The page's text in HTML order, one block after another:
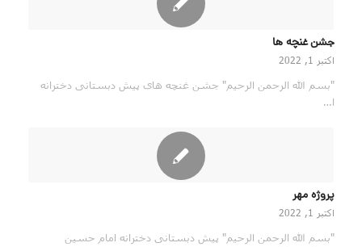
جشن غنچه ها
اکتبر 1, 2022
"بسم الله الرحمن الرحیم" جشن غنچه های پیش دبستانی دخترانه
ا…
پروژه مهر
اکتبر 1, 2022
"بسم الله الرحمن الرحیم" پیش دبستانی دخترانه امام حسین